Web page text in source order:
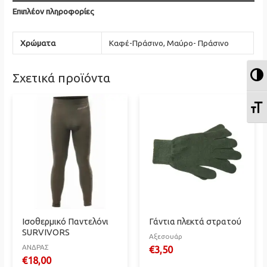
Επιπλέον πληροφορίες
Χρώματα Καφέ-Πράσινο, Μαύρο- Πράσινο
Σχετικά προϊόντα
Ισοθερμικό Παντελόνι
SURVIVORS
ΑΝΔΡΑΣ
€18,00
Γάντια πλεκτά στρατού
Αξεσουάρ
€3,50